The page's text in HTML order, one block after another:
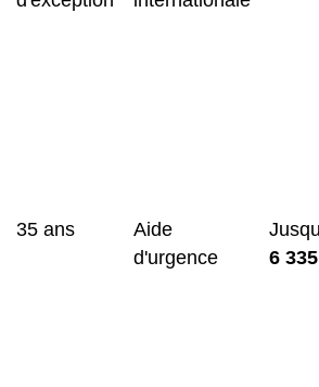
35 ans
Aide
d'urgence
6